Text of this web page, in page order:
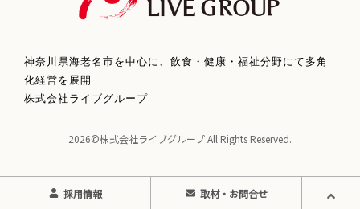
神奈川県海老名市を中心に、飲食・健康・福祉分野にて多角
化経営を展開
株式会社ライブグループ
2026©株式会社ライブグループ All Rights Reserved.
採用情報 取材・お問合せ